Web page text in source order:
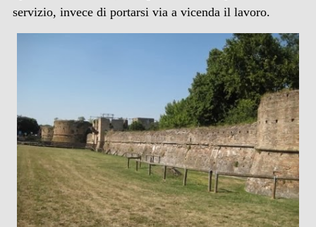
servizio, invece di portarsi via a vicenda il lavoro.